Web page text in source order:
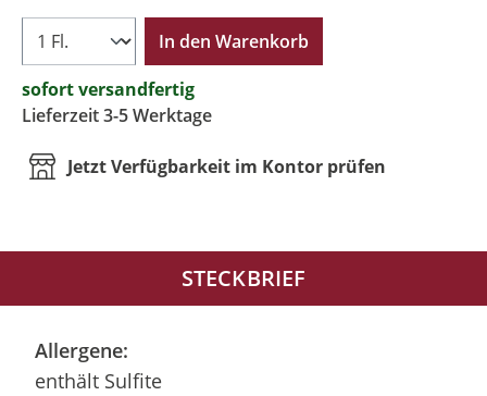
In den Warenkorb
sofort versandfertig
Lieferzeit 3-5 Werktage
Jetzt Verfügbarkeit im Kontor prüfen
STECKBRIEF
Allergene:
enthält Sulfite